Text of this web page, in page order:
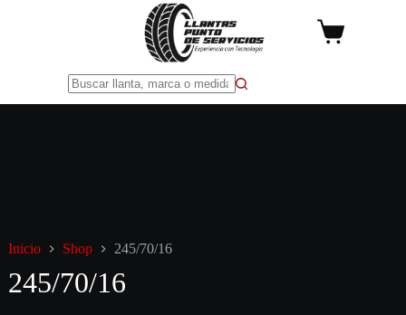
Carro
Inicio Shop 245/70/16
245/70/16